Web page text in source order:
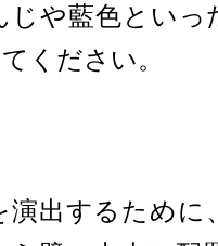
じや藍色といっ
ください。
演出するために